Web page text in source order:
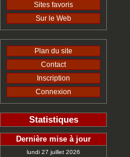
Sites favoris
Sur le Web
Plan du site
Contact
Inscription
Connexion
Statistiques
Dernière mise à jour
lundi 27 juillet 2026